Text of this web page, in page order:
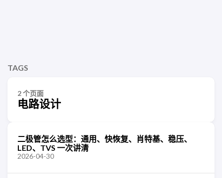
TAGS
2 个页面
电路设计
二极管怎么选型：通用、快恢复、肖特基、稳压、
LED、TVS 一次讲清
2026-04-30